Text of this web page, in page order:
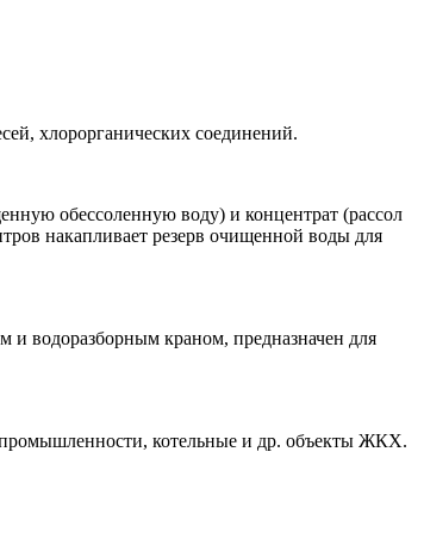
хлорорганических соединений.
обессоленную воду) и концентрат (рассол
накапливает резерв очищенной воды для
и водоразборным краном, предназначен для
промышленности, котельные и др. объекты ЖКХ.